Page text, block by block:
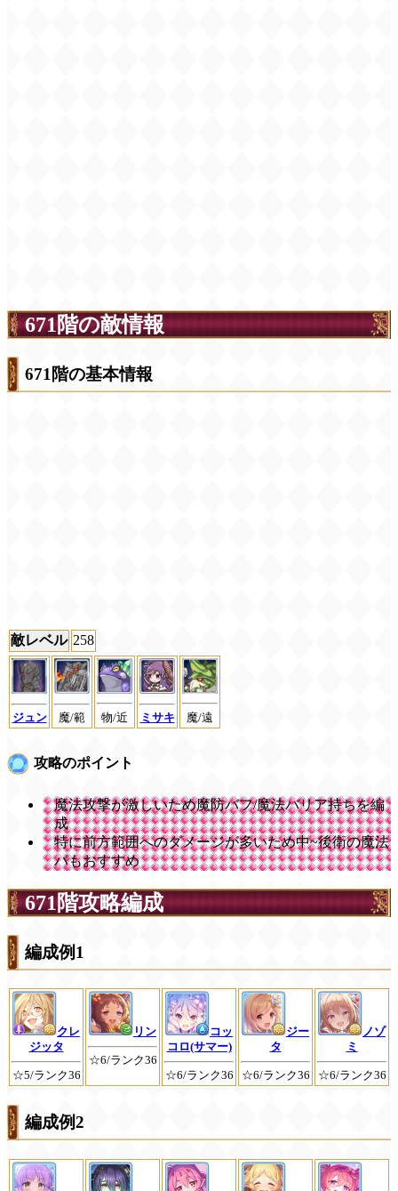
671階の敵情報
671階の基本情報
敵レベル 258
ジュン 魔/範 物/近 ミサキ 魔/遠
攻略のポイント
魔法攻撃が激しいため魔防バフ/魔法バリア持ちを編
成
特に前方範囲へのダメージが多いため中~後衛の魔法
パもおすすめ
671階攻略編成
編成例1
クレ
ジッタ
☆5/ランク36
リン
☆6/ランク36
コッ
コロ(サマー)
☆6/ランク36
ジー
タ
☆6/ランク36
ノゾ
ミ
☆6/ランク36
編成例2